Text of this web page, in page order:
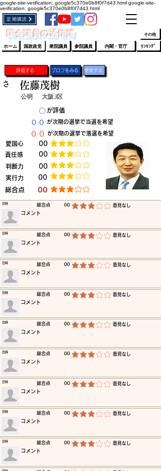
google-site-verification: google5c370e0b8f0f7d43.html google-site-
verification: google5c370e0b8f0f7d43.html
​国会議員の通信簿
定期購読
ホーム 国政政党 衆院議員 参院議員 ﾗﾝｷﾝｸﾞ
内閣・官庁
その他
評価する プロフをみる 更新する
公明 大阪3区
​が評価
​が次期の選挙で当選を希望
​が次期の選挙で落選を希望
​愛国心 ​00 平均評価 3 /5
​責任感 ​00 平均評価 3 /5
​判断力 ​00 平均評価 3 /5
​実行力 ​00 平均評価 3 /5
​総合点 ​00 平均評価 3 /5
さ 佐藤茂樹
​〇​
​００
​００
​総合点 00 平均評価 3 /5 ​意見なし
​日時
​コメント
​総合点 00 平均評価 3 /5 ​意見なし
​日時
​コメント
​総合点 00 平均評価 3 /5 ​意見なし
​日時
​コメント
​総合点 00 平均評価 3 /5 ​意見なし
​日時
​コメント
​総合点 00 平均評価 3 /5 ​意見なし
​日時
​コメント
​総合点 00 平均評価 3 /5 ​意見なし
​日時
​コメント
​総合点 00 平均評価 3 /5 ​意見なし
​日時
​コメント
​総合点 00 平均評価 3 /5 ​意見なし
​日時
​コメント
​総合点 00 平均評価 3 /5 ​意見なし
​日時
​コメント